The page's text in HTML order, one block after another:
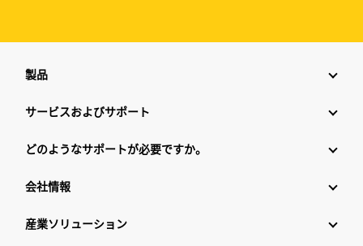
製品
サービスおよびサポート
どのようなサポートが必要ですか。
会社情報
産業ソリューション